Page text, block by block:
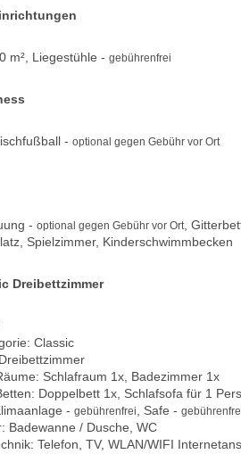
m², Liegestühle - gebührenfrei
- optional gegen Gebühr vor Ort
- optional gegen Gebühr vor Ort ,
Spielzimmer, Kinderschwimmbecken
Dreibettzimmer
Classic
Schlafraum 1x, Badezimmer 1x
Doppelbett 1x, Schlafsofa für 1
- gebührenfrei , Safe -
Badewanne / Dusche, WC
Telefon, TV, WLAN/WIFI